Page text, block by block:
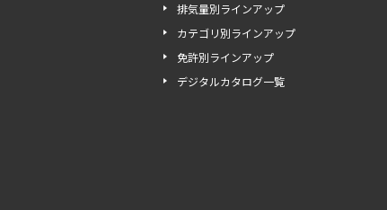
排気量別ラインアップ
カテゴリ別ラインアップ
免許別ラインアップ
デジタルカタログ一覧